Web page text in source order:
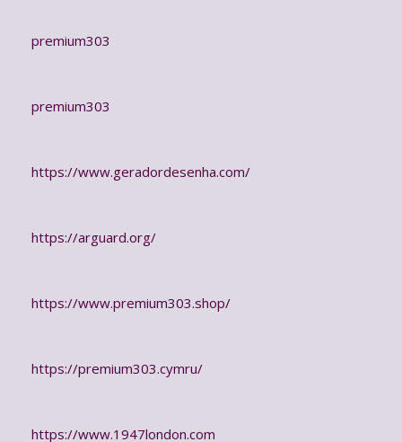
premium303
premium303
https://www.geradordesenha.com/
https://arguard.org/
https://www.premium303.shop/
https://premium303.cymru/
https://www.1947london.com